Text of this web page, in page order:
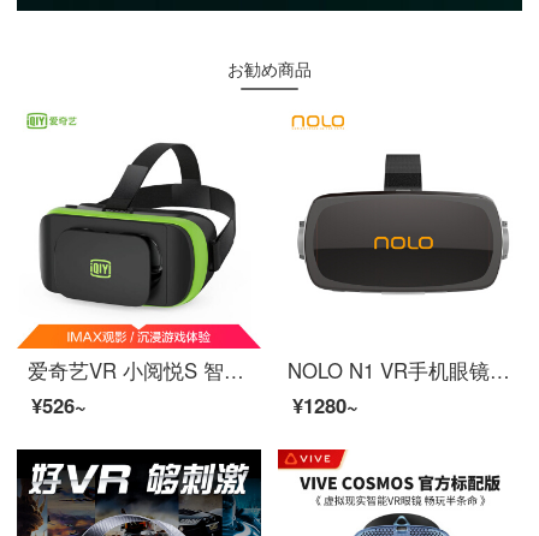
お勧め商品
爱奇艺VR 小阅悦S 智能 vr眼镜 3D头盔
¥526~
NOLO N1 VR手机眼镜盒子 vr眼镜 虚拟现实 3D头盔 支持大屏手机
¥1280~